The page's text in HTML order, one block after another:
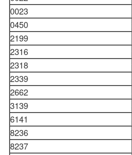
0023
0450
2199
2316
2318
2339
2662
3139
6141
8236
8237